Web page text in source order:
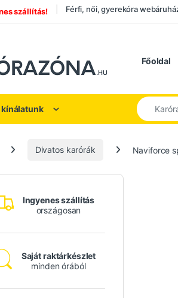
szállítás! Férfi, női, gyerekóra
Főoldal
Keresés a
Divatos karórák Naviforce
Ingyenes szállítás
országosan
Saját raktárkészlet
minden órából